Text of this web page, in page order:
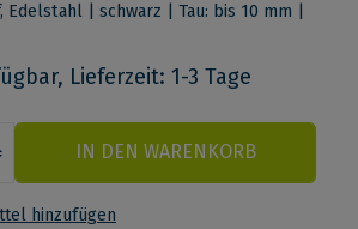
| schwarz | Tau: bis 10 mm |
Lieferzeit: 1-3 Tage
IN DEN WARENKORB
hinzufügen